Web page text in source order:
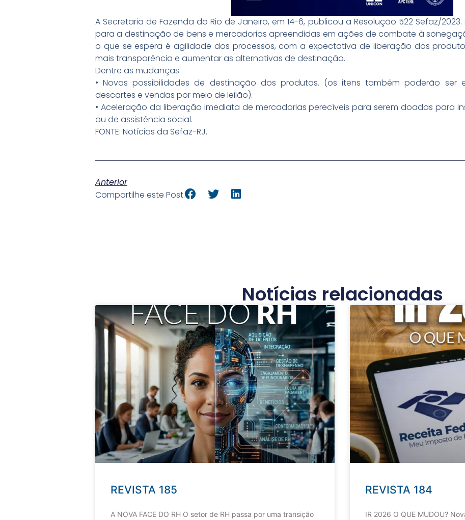
A Secretaria de Fazenda do Rio de Janeiro, em 14-6, publicou a Resolução 522 Sefaz/
para a destinação de bens e mercadorias apreendidas em ações de combate à
o que se espera é agilidade dos processos, com a expectativa de liberação dos
mais transparência e aumentar as alternativas de destinação.
Dentre as mudanças:
• Novas possibilidades de destinação dos produtos. (os itens também poderão ser
descartes e vendas por meio de leilão).
• Aceleração da liberação imediata de mercadorias perecíveis para serem doadas para
ou de assistência social.
FONTE: Notícias da Sefaz-RJ.
Anterior
Compartilhe este Post:
Notícias relacionadas
REVISTA 185
A NOVA FACE DO RH O setor de RH passa por uma transição
REVISTA 184
IR 2026 O QUE MUDOU?